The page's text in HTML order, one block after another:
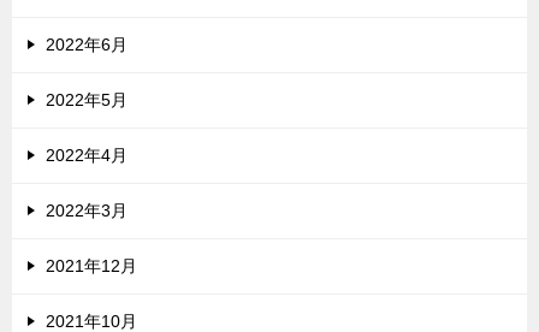
2022年6月
2022年5月
2022年4月
2022年3月
2021年12月
2021年10月